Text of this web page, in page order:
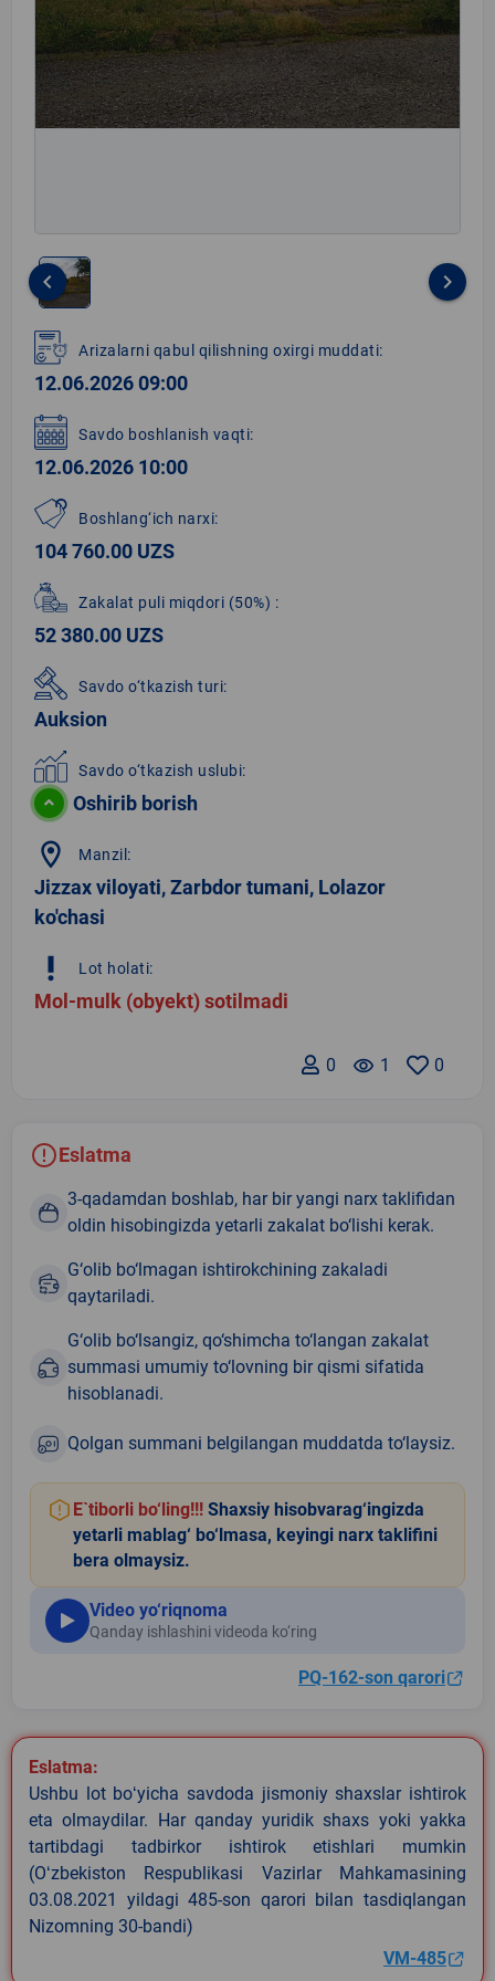
1
of
1
keyboard_arrow_left keyboard_arrow_right
Arizalarni qabul qilishning oxirgi muddati:
12.06.2026 09:00
Savdo boshlanish vaqti:
12.06.2026 10:00
Boshlang‘ich narxi:
104 760.00 UZS
Zakalat puli miqdori (50%) :
52 380.00 UZS
Savdo o‘tkazish turi:
Auksion
Savdo o‘tkazish uslubi:
Oshirib borish
location_on Manzil:
Jizzax viloyati, Zarbdor tumani, Lolazor
ko'chasi
priority_high Lot holati:
Mol-mulk (obyekt) sotilmadi
0
remove_red_eye 1
0
Eslatma
3-qadamdan boshlab, har bir yangi narx taklifidan
oldin hisobingizda yetarli zakalat bo‘lishi kerak.
G‘olib bo‘lmagan ishtirokchining zakaladi
qaytariladi.
G‘olib bo‘lsangiz, qo‘shimcha to‘langan zakalat
summasi umumiy to‘lovning bir qismi sifatida
hisoblanadi.
Qolgan summani belgilangan muddatda to‘laysiz.
E`tiborli bo‘ling!!! Shaxsiy hisobvarag‘ingizda
yetarli mablag‘ bo‘lmasa, keyingi narx taklifini
bera olmaysiz.
Video yo‘riqnoma
Qanday ishlashini videoda ko‘ring
PQ-162-son qarori
Eslatma:
Ushbu lot boʻyicha savdoda jismoniy shaxslar ishtirok
eta olmaydilar. Har qanday yuridik shaxs yoki yakka
tartibdagi tadbirkor ishtirok etishlari mumkin
(Oʻzbekiston Respublikasi Vazirlar Mahkamasining
03.08.2021 yildagi 485-son qarori bilan tasdiqlangan
Nizomning 30-bandi)
VM-485